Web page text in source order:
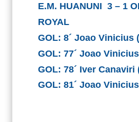
E.M. HUANUNI 3 – 1
ROYAL
GOL: 8´ Joao Vinicius
GOL: 77´ Joao
GOL: 78´ Iver Canaviri
GOL: 81´ Joao